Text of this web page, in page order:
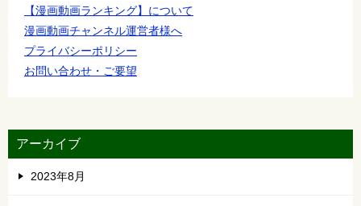
【漫画動画ランキング】について
漫画動画チャンネル運営者様へ
プライバシーポリシー
お問い合わせ・ご要望
アーカイブ
2023年8月